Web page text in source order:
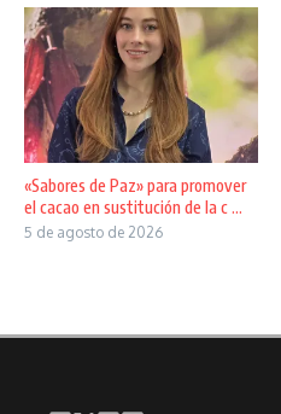
«Sabores de Paz» para promover
el cacao en sustitución de la c ...
5 de agosto de 2026